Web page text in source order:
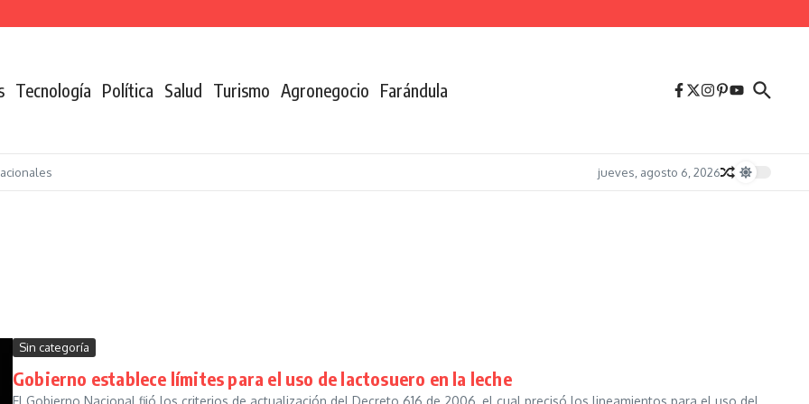
Tecnología Política Salud Turismo Agronegocio Farándula
jueves, agosto 6, 2026
Sin categoría
Gobierno establece límites para el uso de lactosuero en la leche
El Gobierno Nacional fijó los criterios de actualización del Decreto 616 de 2006, el cual precisó los lineamientos para el uso del